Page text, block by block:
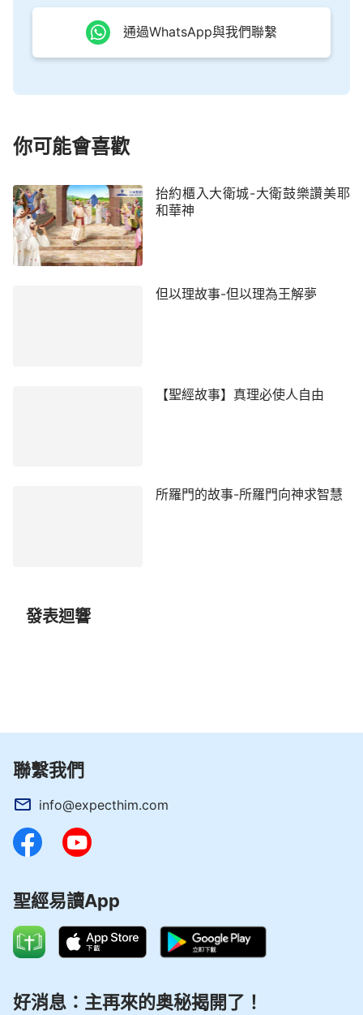
33那時，林中的樹木都要在耶和華面前歡呼，
35要說：『拯救我們的神啊，求你救我們，聚
讚美你為誇勝。』
36耶和華──以色列的神，從亙古直到永遠，是
應當稱頌的！」眾民都說：「阿們！」並且讚美耶和
通過WhatsApp與我們聯繫
你可能會喜歡
抬約櫃入大衛城-大衛鼓樂讚美耶
和華神
但以理故事-但以理為王解夢
【聖經故事】真理必使人自由
所羅門的故事-所羅門向神求智慧
發表迴響
聯繫我們
info@expecthim.com
聖經易讀App
好消息：主再來的奥秘揭開了！